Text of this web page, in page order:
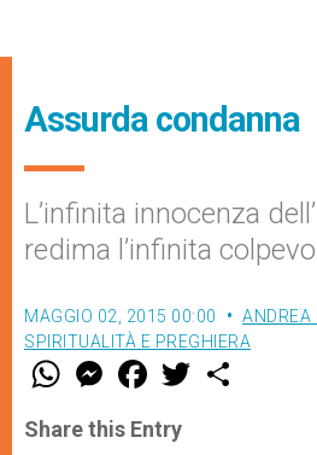
Assurda condanna
L’infinita innocenza
redima l’infinita
MAGGIO 02, 2015 00:00
ANDREA
SPIRITUALITÀ E PREGHIERA
W
t
s
M
e
s
e
F
a
e
b
w
Share this Entry